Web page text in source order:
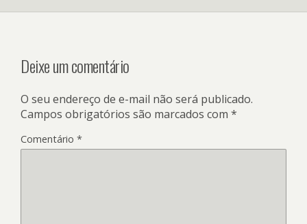
Deixe um comentário
O seu endereço de e-mail não será publicado.
Campos obrigatórios são marcados com *
Comentário *